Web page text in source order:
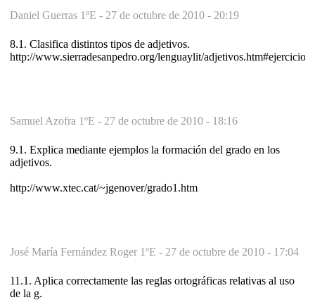
Daniel Guerras 1ºE - 27 de octubre de 2010 - 20:19
8.1. Clasifica distintos tipos de adjetivos.
http://www.sierradesanpedro.org/lenguaylit/adjetivos.htm#ejercicios
Samuel Azofra 1ºE - 27 de octubre de 2010 - 18:16
9.1. Explica mediante ejemplos la formación del grado en los
adjetivos.
http://www.xtec.cat/~jgenover/grado1.htm
José María Fernández Roger 1ºE - 27 de octubre de 2010 - 17:04
11.1. Aplica correctamente las reglas ortográficas relativas al uso
de la g.